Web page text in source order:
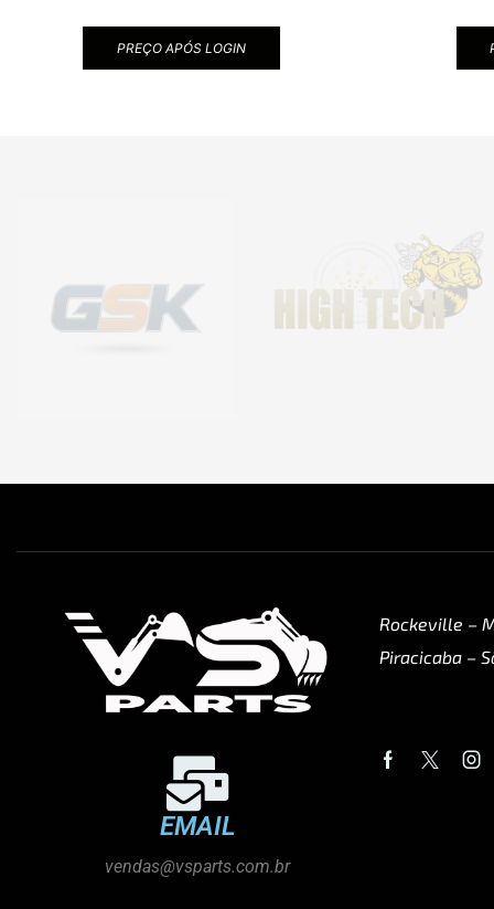
PREÇO APÓS LOGIN
EMAIL
vendas@vsparts.com.br
Rockeville –
Piracicaba –